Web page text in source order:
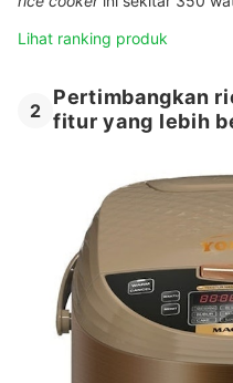
Lihat ranking produk
2
Pertimbangkan
fitur yang lebih